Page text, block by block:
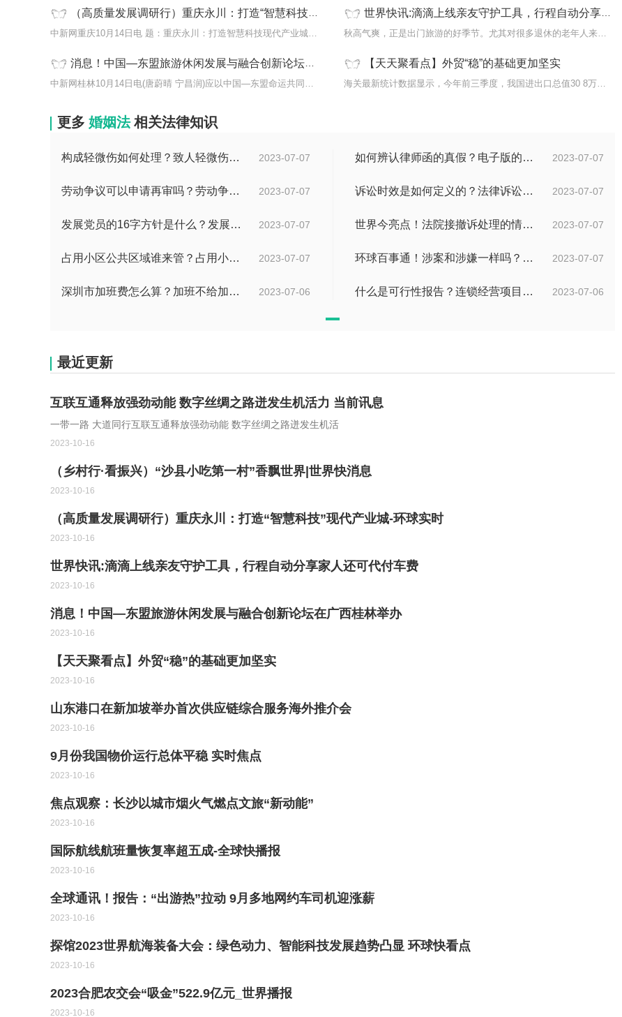
（高质量发展调研行）重庆永川：打造“智慧科技”现代产业城-环球实时 世界快讯:滴滴上线亲友守护工具，行程自动分享家人还可代付车费
消息！中国—东盟旅游休闲发展与融合创新论坛在广西桂林举办 【天天聚看点】外贸“稳”的基础更加坚实
更多 婚姻法 相关法律知识
2023-07-07
构成轻微伤如何处理？致人轻微伤对方不出院讹人怎么办？ 2023-07-07
如何辨认律师函的真假？电子版的律师函是真的吗？
2023-07-07
劳动争议可以申请再审吗？劳动争议二审后还可以上诉吗？ 2023-07-07
诉讼时效是如何定义的？法律诉讼有效期是多久？
2023-07-07
发展党员的16字方针是什么？发展党员程序有哪些？ 全球消息 2023-07-07
世界今亮点！法院接撤诉处理的情况是什么？离婚案件撤诉后什么时候可以再起诉？
2023-07-07
占用小区公共区域谁来管？占用小区公共区域违法吗？ 2023-07-07
环球百事通！涉案和涉嫌一样吗？涉案金额多少可以立案？
2023-07-06
深圳市加班费怎么算？加班不给加班费应该怎么办？ 2023-07-06
什么是可行性报告？连锁经营项目概况都有哪些内容？ 环球观察
最近更新
互联互通释放强劲动能 数字丝绸之路迸发生机活力 当前讯息
一带一路 大道同行互联互通释放强劲动能 数字丝绸之路迸发生机活
2023-10-16
（乡村行·看振兴）“沙县小吃第一村”香飘世界|世界快消息
2023-10-16
（高质量发展调研行）重庆永川：打造“智慧科技”现代产业城-环球实时
2023-10-16
世界快讯:滴滴上线亲友守护工具，行程自动分享家人还可代付车费
2023-10-16
消息！中国—东盟旅游休闲发展与融合创新论坛在广西桂林举办
2023-10-16
【天天聚看点】外贸“稳”的基础更加坚实
2023-10-16
山东港口在新加坡举办首次供应链综合服务海外推介会
2023-10-16
9月份我国物价运行总体平稳 实时焦点
2023-10-16
焦点观察：长沙以城市烟火气燃点文旅“新动能”
2023-10-16
国际航线航班量恢复率超五成-全球快播报
2023-10-16
全球通讯！报告：“出游热”拉动 9月多地网约车司机迎涨薪
2023-10-16
探馆2023世界航海装备大会：绿色动力、智能科技发展趋势凸显 环球快看点
2023-10-16
2023合肥农交会“吸金”522.9亿元_世界播报
2023-10-16